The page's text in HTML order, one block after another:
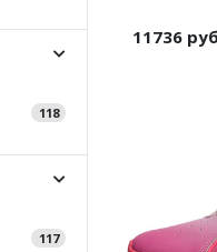
118
117
11736 руб